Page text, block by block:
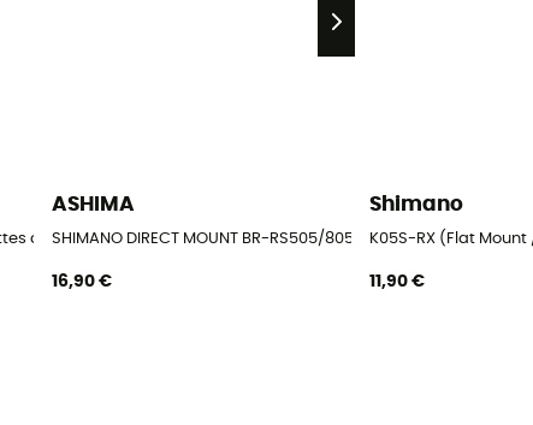
de frein
ASHIMA
SHIMANO DIRECT MOUNT BR-RS505/805 - Plaquettes de frein
16,90 €
Shimano
K05S-RX (Flat
11,90 €